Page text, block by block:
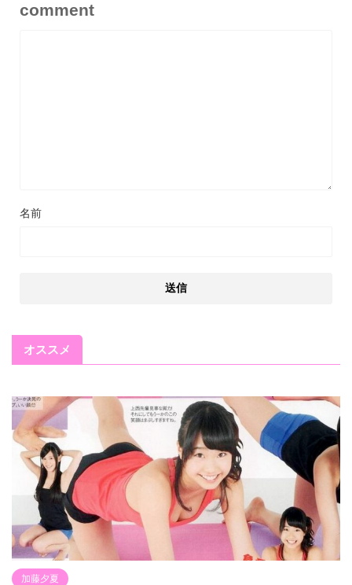
comment
名前
オススメ
加藤夕夏